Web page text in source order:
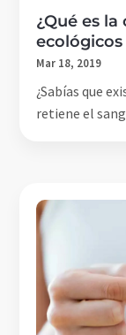
¿Qué es
Mar 18, 2019
¿Sabías que
retiene el